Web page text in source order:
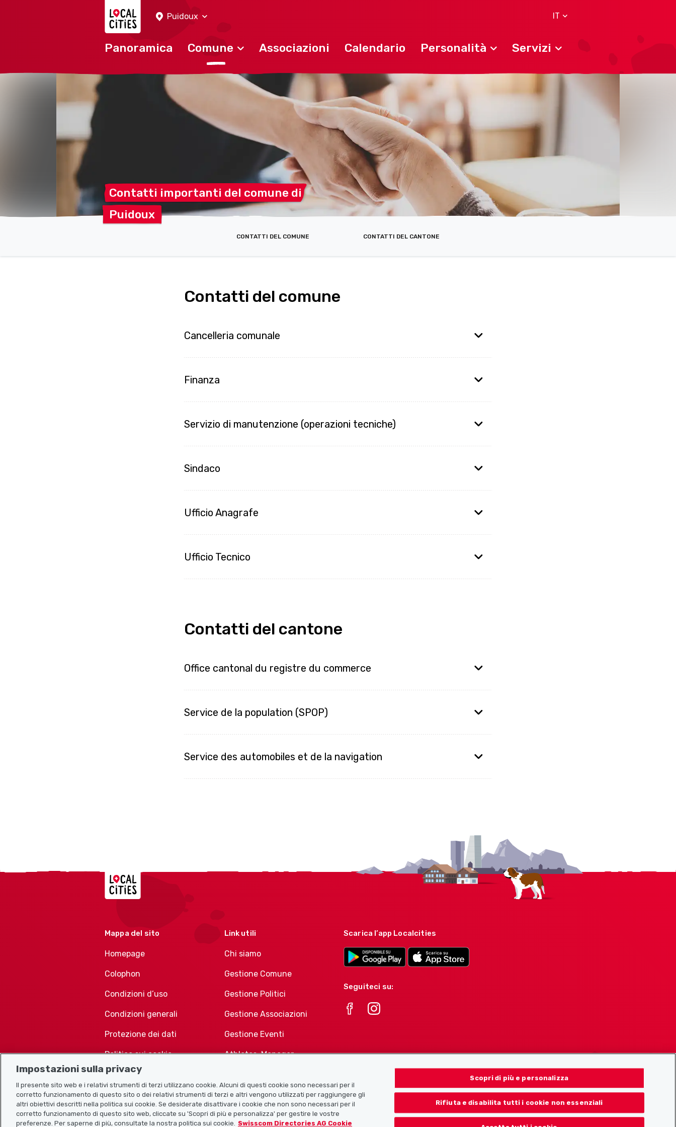
Puidoux
IT
Panoramica Comune Associazioni Calendario Personalità Servizi
Contatti importanti del comune di
Puidoux
CONTATTI DEL COMUNE CONTATTI DEL CANTONE
Contatti del comune
Cancelleria comunale
Finanza
Servizio di manutenzione (operazioni tecniche)
Sindaco
Ufficio Anagrafe
Ufficio Tecnico
Contatti del cantone
Office cantonal du registre du commerce
Service de la population (SPOP)
Service des automobiles et de la navigation
Localcities
Mappa del sito
Homepage
Colophon
Condizioni d’uso
Condizioni generali
Protezione dei dati
Politica sui cookie
Link utili
Chi siamo
Gestione Comune
Gestione Politici
Gestione Associazioni
Gestione Eventi
Athletes-Manager
Associazioni
Scarica l’app Localcities
Seguiteci su:
Impostazioni sulla privacy
Il presente sito web e i relativi strumenti di terzi utilizzano cookie. Alcuni di questi cookie sono necessari per il
corretto funzionamento di questo sito o dei relativi strumenti di terzi e altri vengono utilizzati per raggiungere gli
altri obiettivi descritti nella politica sui cookie. Se desiderate disattivare i cookie che non sono necessari per il
corretto funzionamento di questo sito web, cliccate su 'Scopri di più e personalizza' per gestire le vostre
preferenze. Per saperne di più, consultate la nostra politica sui cookie. Swisscom Directories AG Cookie
Scopri di più e personalizza
Rifiuta e disabilita tutti i cookie non essenziali